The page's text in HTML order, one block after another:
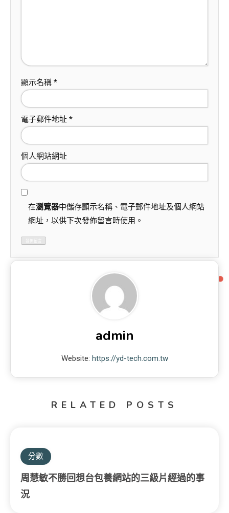
顯示名稱 *
電子郵件地址 *
個人網站網址
在瀏覽器中儲存顯示名稱、電子郵件地址及個人網站
網址，以供下次發佈留言時使用。
admin
Website: https://yd-tech.com.tw
RELATED POSTS
分數
周慧敏不勝回想台包養網站的三級片經過的事
況